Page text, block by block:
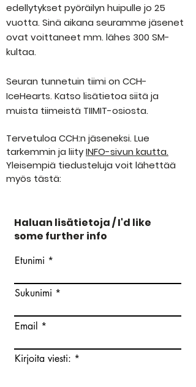
edellytykset pyöräilyn huipulle jo 25
vuotta. Sinä aikana seuramme jäsenet
ovat voittaneet mm. lähes 300 SM-
kultaa.
Seuran tunnetuin tiimi on CCH-
IceHearts. Katso lisätietoa siitä ja
muista tiimeistä TIIMIT-osiosta.
Tervetuloa CCH:n jäseneksi. Lue
tarkemmin ja liityINFO-sivun kautta.
Yleisempiä tiedusteluja voit lähettää
myös tästä:
Haluan lisätietoja / I'd like
some further info
Etunimi
Sukunimi
Email
Kirjoita viesti: